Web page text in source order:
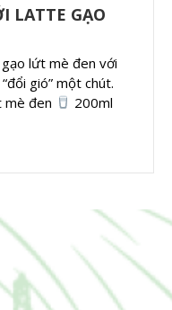
LATTE GẠO
lứt mè đen với
gió” một chút.
mè đen
200ml